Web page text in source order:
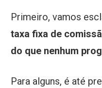
Primeiro, vamos
taxa fixa de
do que nenhum
Para alguns, é até